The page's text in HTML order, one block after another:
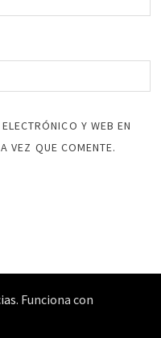
Y WEB EN
VEZ QUE COMENTE.
. Funciona con